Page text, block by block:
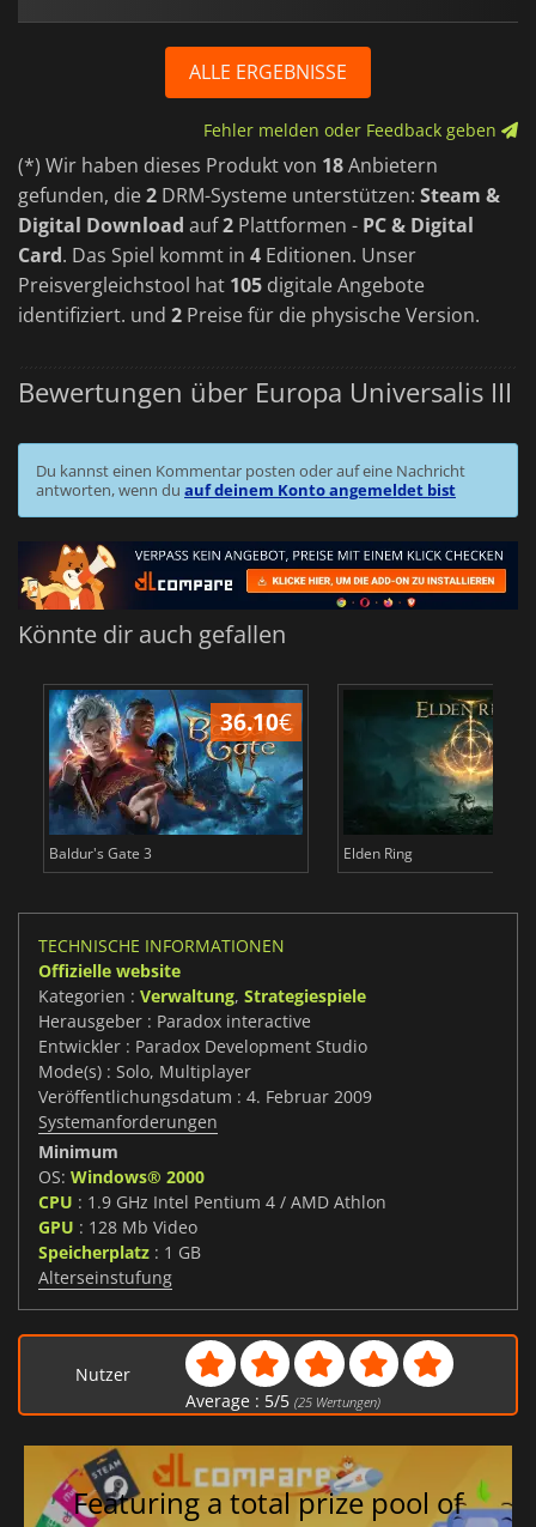
ALLE ERGEBNISSE
Fehler melden oder Feedback geben
(*) Wir haben dieses Produkt von 18Anbietern
gefunden, die2 DRM-Systeme unterstützen: Steam &
Digital Download auf2 Plattformen - PC & Digital
Card. Das Spiel kommt in 4 Editionen. Unser
Preisvergleichstool hat 105 digitale Angebote
identifiziert. und 2 Preise für die physische Version.
Bewertungen über Europa Universalis III
Du kannst einen Kommentar posten oder auf eine Nachricht
antworten, wenn du auf deinem Konto angemeldet bist
Könnte dir auch gefallen
36.10€
Baldur's Gate 3 Elden Ring
TECHNISCHE INFORMATIONEN
Offizielle website
Kategorien : Verwaltung, Strategiespiele
Herausgeber : Paradox interactive
Entwickler : Paradox Development Studio
Mode(s) : Solo, Multiplayer
Veröffentlichungsdatum : 4. Februar 2009
Systemanforderungen
Minimum
OS: Windows® 2000
CPU : 1.9 GHz Intel Pentium 4 / AMD Athlon
GPU : 128 Mb Video
Speicherplatz : 1 GB
Alterseinstufung
Nutzer
Average : 5/5 (25Wertungen)
Featuring a total prize pool of